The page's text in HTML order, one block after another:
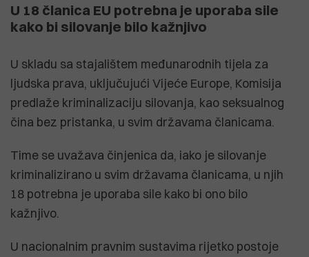
U 18 članica EU potrebna je uporaba sile
kako bi silovanje bilo kažnjivo
U skladu sa stajalištem međunarodnih tijela za
ljudska prava, uključujući Vijeće Europe, Komisija
predlaže kriminalizaciju silovanja, kao seksualnog
čina bez pristanka, u svim državama članicama.
Time se uvažava činjenica da, iako je silovanje
kriminalizirano u svim državama članicama, u njih
18 potrebna je uporaba sile kako bi ono bilo
kažnjivo.
U nacionalnim pravnim sustavima rijetko postoje